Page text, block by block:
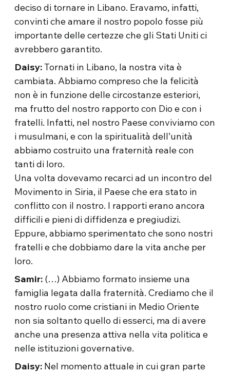
deciso di tornare in Libano. Eravamo, infatti,
convinti che amare il nostro popolo fosse più
importante delle certezze che gli Stati Uniti ci
avrebbero garantito.
Daisy:Tornati in Libano, la nostra vita è
cambiata. Abbiamo compreso che la felicità
non è in funzione delle circostanze esteriori,
ma frutto del nostro rapporto con Dio e con i
fratelli. Infatti, nel nostro Paese conviviamo con
i musulmani, e con la spiritualità dell’unità
abbiamo costruito una fraternità reale con
tanti di loro.
Una volta dovevamo recarci ad un incontro del
Movimento in Siria, il Paese che era stato in
conflitto con il nostro. I rapporti erano ancora
difficili e pieni di diffidenza e pregiudizi.
Eppure, abbiamo sperimentato che sono nostri
fratelli e che dobbiamo dare la vita anche per
loro.
Samir: (…) Abbiamo formato insieme una
famiglia legata dalla fraternità. Crediamo che il
nostro ruolo come cristiani in Medio Oriente
non sia soltanto quello di esserci, ma di avere
anche una presenza attiva nella vita politica e
nelle istituzioni governative.
Daisy: Nel momento attuale in cui gran parte